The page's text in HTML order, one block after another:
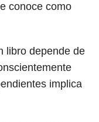
conoce como
libro depende de
implica